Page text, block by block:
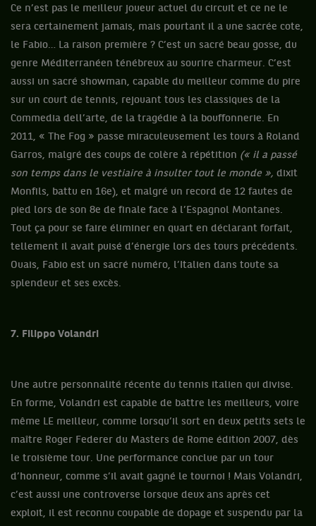
Ce n’est pas le meilleur joueur actuel du circuit et ce ne le
sera certainement jamais, mais pourtant il a une sacrée cote,
le Fabio… La raison première ? C’est un sacré beau gosse, du
genre Méditerranéen ténébreux au sourire charmeur. C’est
aussi un sacré showman, capable du meilleur comme du pire
sur un court de tennis, rejouant tous les classiques de la
Commedia dell’arte, de la tragédie à la bouffonnerie. En
2011, « The Fog » passe miraculeusement les tours à Roland
Garros, malgré des coups de colère à répétition (« il a passé
son temps dans le vestiaire à insulter tout le monde », dixit
Monfils, battu en 16e), et malgré un record de 12 fautes de
pied lors de son 8e de finale face à l’Espagnol Montanes.
Tout ça pour se faire éliminer en quart en déclarant forfait,
tellement il avait puisé d’énergie lors des tours précédents.
Ouais, Fabio est un sacré numéro, l’Italien dans toute sa
splendeur et ses excès.
7. Filippo Volandri
Une autre personnalité récente du tennis italien qui divise.
En forme, Volandri est capable de battre les meilleurs, voire
même LE meilleur, comme lorsqu’il sort en deux petits sets le
maître Roger Federer du Masters de Rome édition 2007, dès
le troisième tour. Une performance conclue par un tour
d’honneur, comme s’il avait gagné le tournoi ! Mais Volandri,
c’est aussi une controverse lorsque deux ans après cet
exploit, il est reconnu coupable de dopage et suspendu par la